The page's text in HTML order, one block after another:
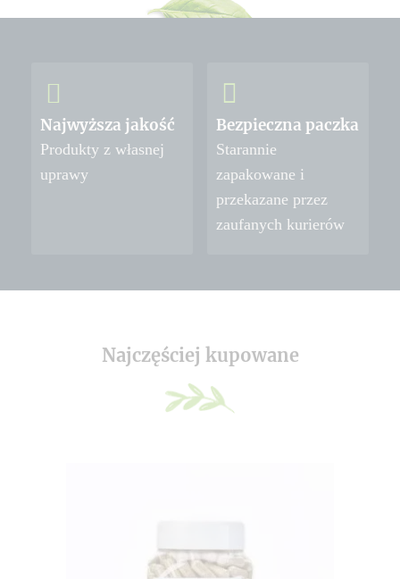
Najwyższa jakość
Produkty z własnej
uprawy
Bezpieczna paczka
Starannie
zapakowane i
przekazane przez
zaufanych kurierów
Najczęściej kupowane